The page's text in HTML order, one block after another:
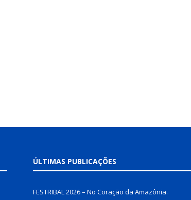
ÚLTIMAS PUBLICAÇÕES
FESTRIBAL 2026 – No Coração da Amazônia.